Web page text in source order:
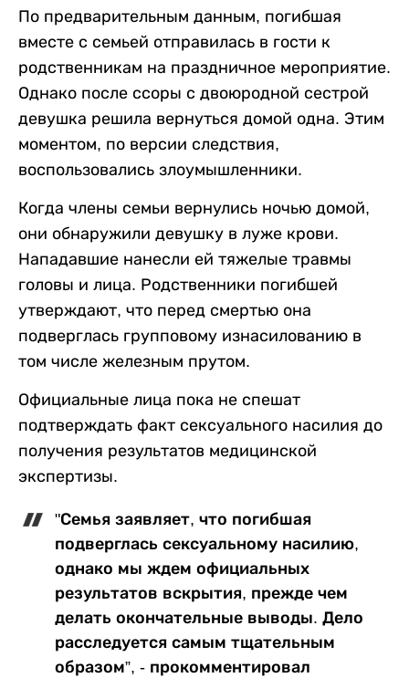
По предварительным данным, погибшая
вместе с семьей отправилась в гости к
родственникам на праздничное мероприятие.
Однако после ссоры с двоюродной сестрой
девушка решила вернуться домой одна. Этим
моментом, по версии следствия,
воспользовались злоумышленники.
Когда члены семьи вернулись ночью домой,
они обнаружили девушку в луже крови.
Нападавшие нанесли ей тяжелые травмы
головы и лица. Родственники погибшей
утверждают, что перед смертью она
подверглась групповому изнасилованию в
том числе железным прутом.
Официальные лица пока не спешат
подтверждать факт сексуального насилия до
получения результатов медицинской
экспертизы.
"Семья заявляет, что погибшая
подверглась сексуальному насилию,
однако мы ждем официальных
результатов вскрытия, прежде чем
делать окончательные выводы. Дело
расследуется самым тщательным
образом”, - прокомментировал